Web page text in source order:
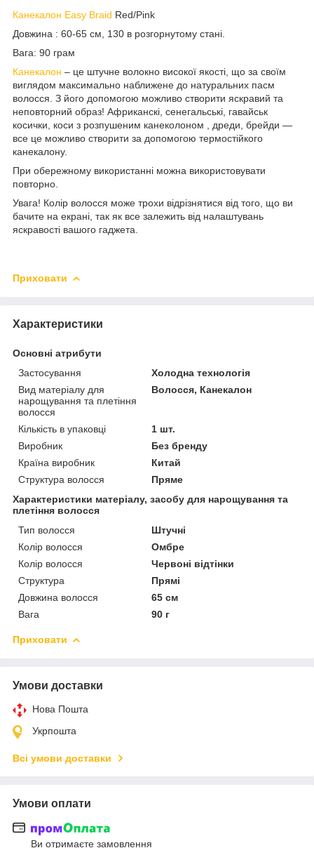
Канекалон Easy Braid Red/Pink
Довжина : 60-65 см, 130 в розгорнутому стані.
Вага: 90 грам
Канекалон – це штучне волокно високої якості, що за своїм
виглядом максимально наближене до натуральних пасм
волосся. З його допомогою можливо створити яскравий та
неповторний образ! Африканскі, сенегальські, гавайськ
косички, коси з розпушеним канеколоном , дреди, брейди —
все це можливо створити за допомогою термостійкого
канекалону.
При обережному використанні можна використовувати
повторно.
Увага! Колір волосся може трохи відрізнятися від того, що ви
бачите на екрані, так як все залежить від налаштувань
яскравості вашого гаджета.
Приховати
Характеристики
Основні атрибути
Застосування
Холодна технологія
Вид матеріалу для
нарощування та плетіння
волосся
Волосся, Канекалон
Кількість в упаковці
1 шт.
Виробник
Без бренду
Країна виробник
Китай
Структура волосся
Пряме
Характеристики матеріалу, засобу для нарощування та
плетіння волосся
Тип волосся
Штучні
Колір волосся
Омбре
Колір волосся
Червоні відтінки
Структура
Прямі
Довжина волосся
65 см
Вага
90 г
Приховати
Умови доставки
Нова Пошта
Укрпошта
Всі умови доставки
Умови оплати
Ви отримаєте замовлення